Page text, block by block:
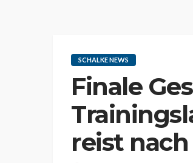
SCHALKE NEWS
Finale
reist